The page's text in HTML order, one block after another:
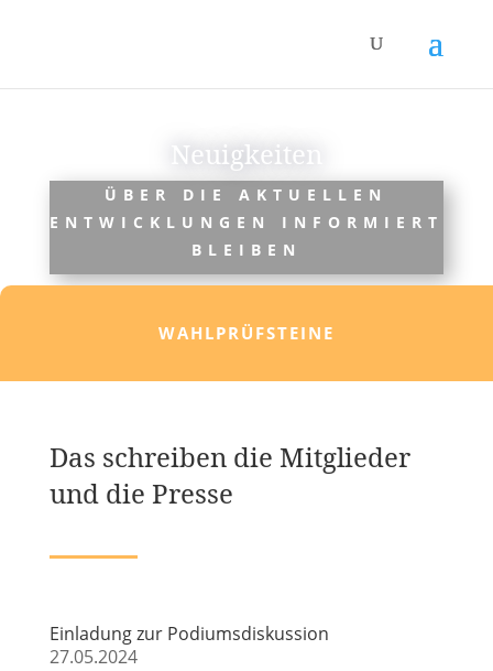
Neuigkeiten
ÜBER DIE AKTUELLEN
ENTWICKLUNGEN INFORMIERT
BLEIBEN
WAHLPRÜFSTEINE
Das schreiben die Mitglieder
und die Presse
Einladung zur Podiumsdiskussion
27.05.2024